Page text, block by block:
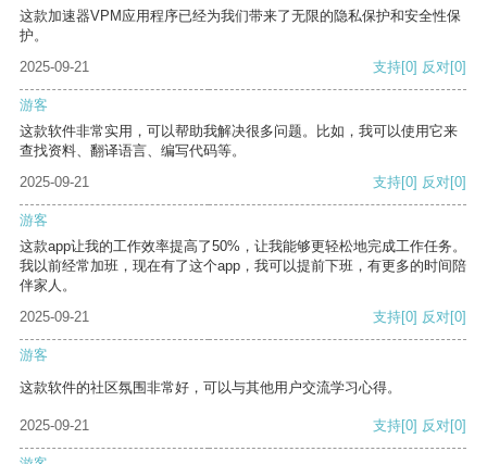
这款加速器VPM应用程序已经为我们带来了无限的隐私保护和安全性保
护。
2025-09-21
支持[0] 反对[0]
游客
这款软件非常实用，可以帮助我解决很多问题。比如，我可以使用它来
查找资料、翻译语言、编写代码等。
2025-09-21
支持[0] 反对[0]
游客
这款app让我的工作效率提高了50%，让我能够更轻松地完成工作任务。
我以前经常加班，现在有了这个app，我可以提前下班，有更多的时间陪
伴家人。
2025-09-21
支持[0] 反对[0]
游客
这款软件的社区氛围非常好，可以与其他用户交流学习心得。
2025-09-21 支持[0] 反对[0]